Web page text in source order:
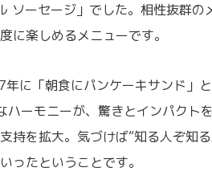
ーセージ」でした。相性抜群の
に楽しめるメニューです。
に「朝食にパンケーキサンド」
ーモニーが、驚きとインパクト
持を拡大。気づけば“知る人ぞ知
ったということです。